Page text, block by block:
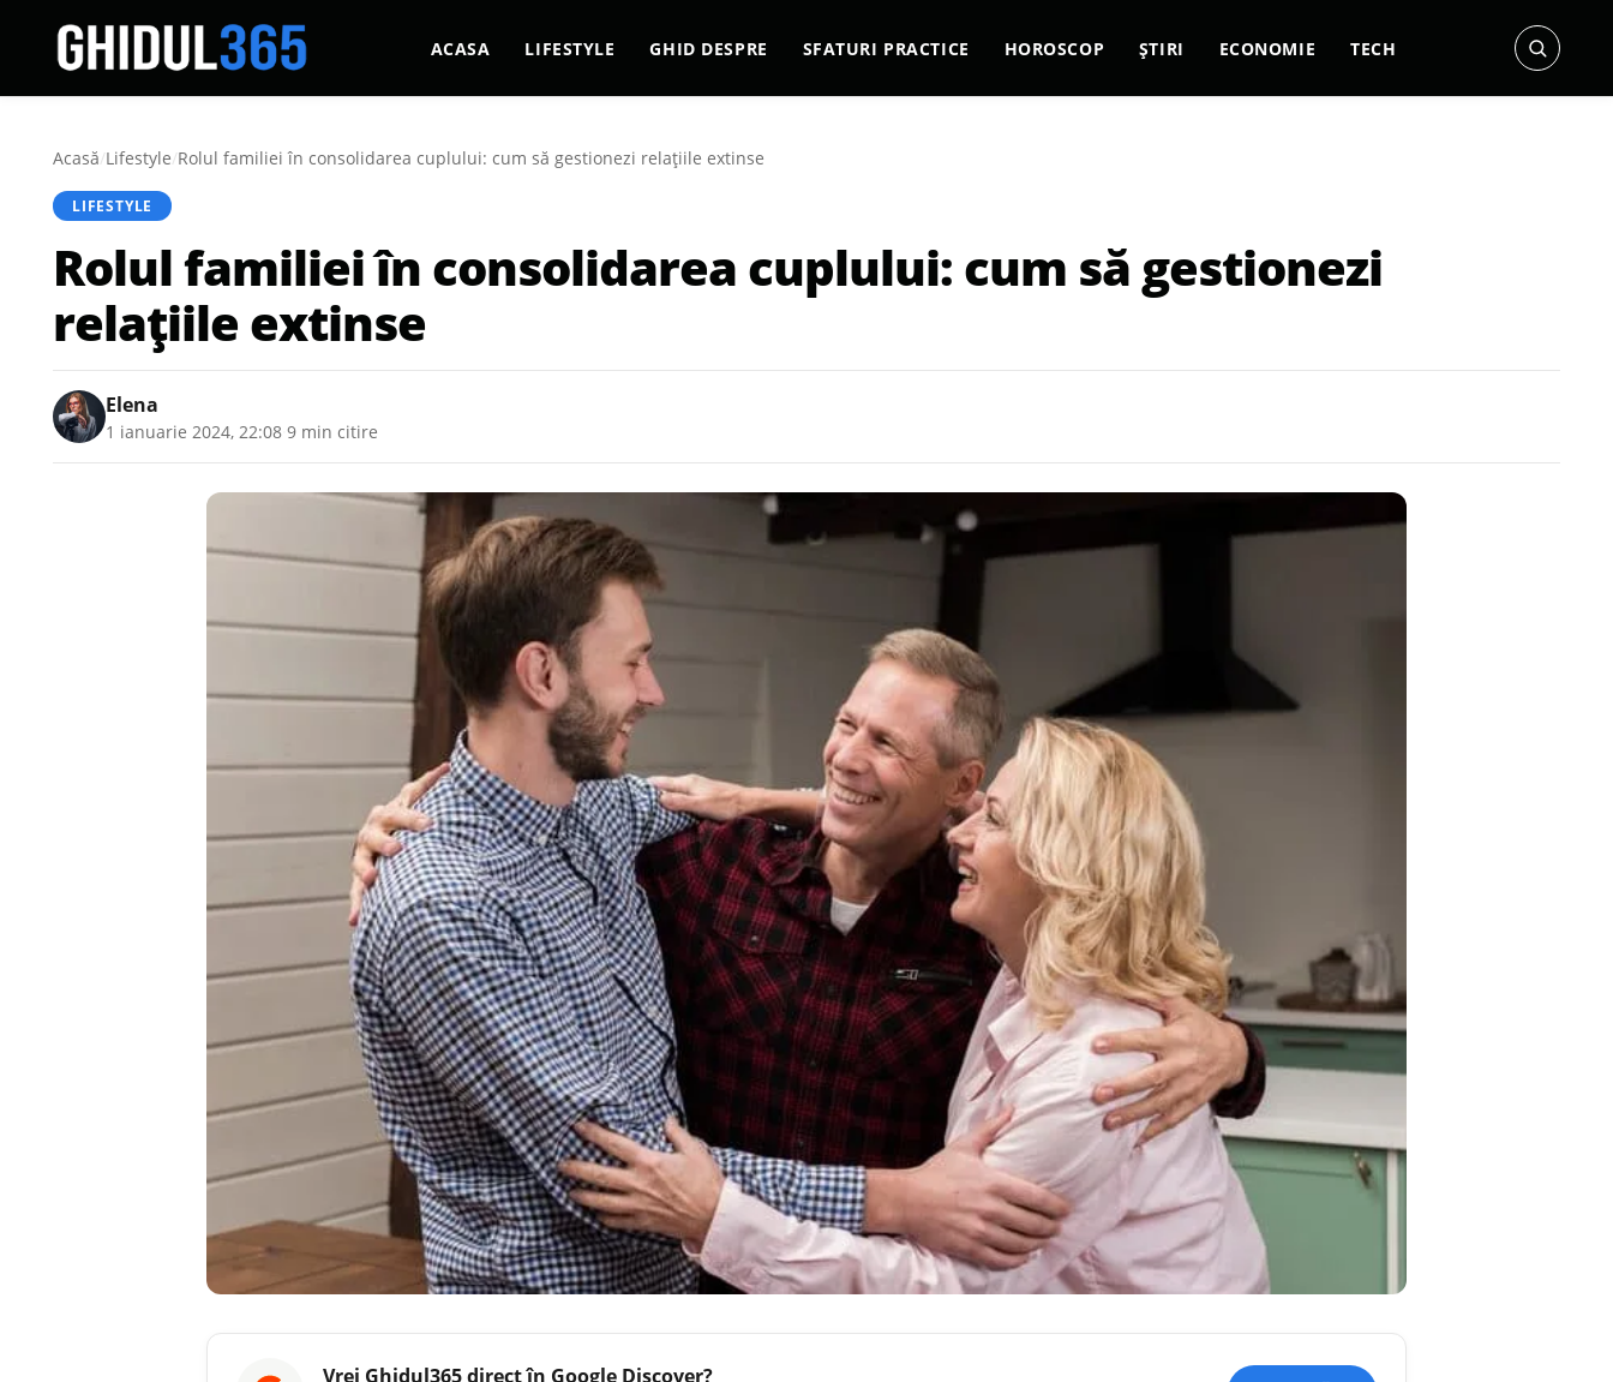
ACASA LIFESTYLE GHID DESPRE SFATURI PRACTICE HOROSCOP ȘTIRI ECONOMIE TECH
Acasă/Lifestyle/Rolul familiei în consolidarea cuplului: cum să gestionezi relațiile extinse
LIFESTYLE
Rolul familiei în consolidarea cuplului: cum să gestionezi
relațiile extinse
Elena
1 ianuarie 2024, 22:08 9 min citire
Vrei Ghidul365direct în Google Discover?